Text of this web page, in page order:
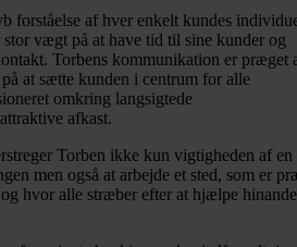
forståelse af hver enkelt kundes
vægt på at have tid til sine kunder og
Torbens kommunikation er præget
at sætte kunden i centrum for alle
omkring langsigtede
afkast.
Torben ikke kun vigtigheden af en
men også at arbejde et sted, som er
hvor alle stræber efter at hjælpe